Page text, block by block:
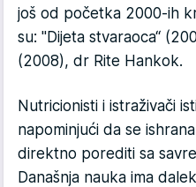
još od početka 2000-ih
su: "Dijeta stvaraoca“
(2008), dr Rite Hankok.
Nutricionisti i istraživači
napominjući da se
direktno porediti sa
Današnja nauka ima